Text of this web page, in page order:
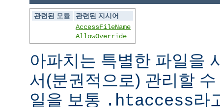
관련된 모듈
관련된 지시어
AccessFileName
AllowOverride
아파치는 특별한 파일을
서(분권적으로) 관리할
일을 보통 .htaccess라